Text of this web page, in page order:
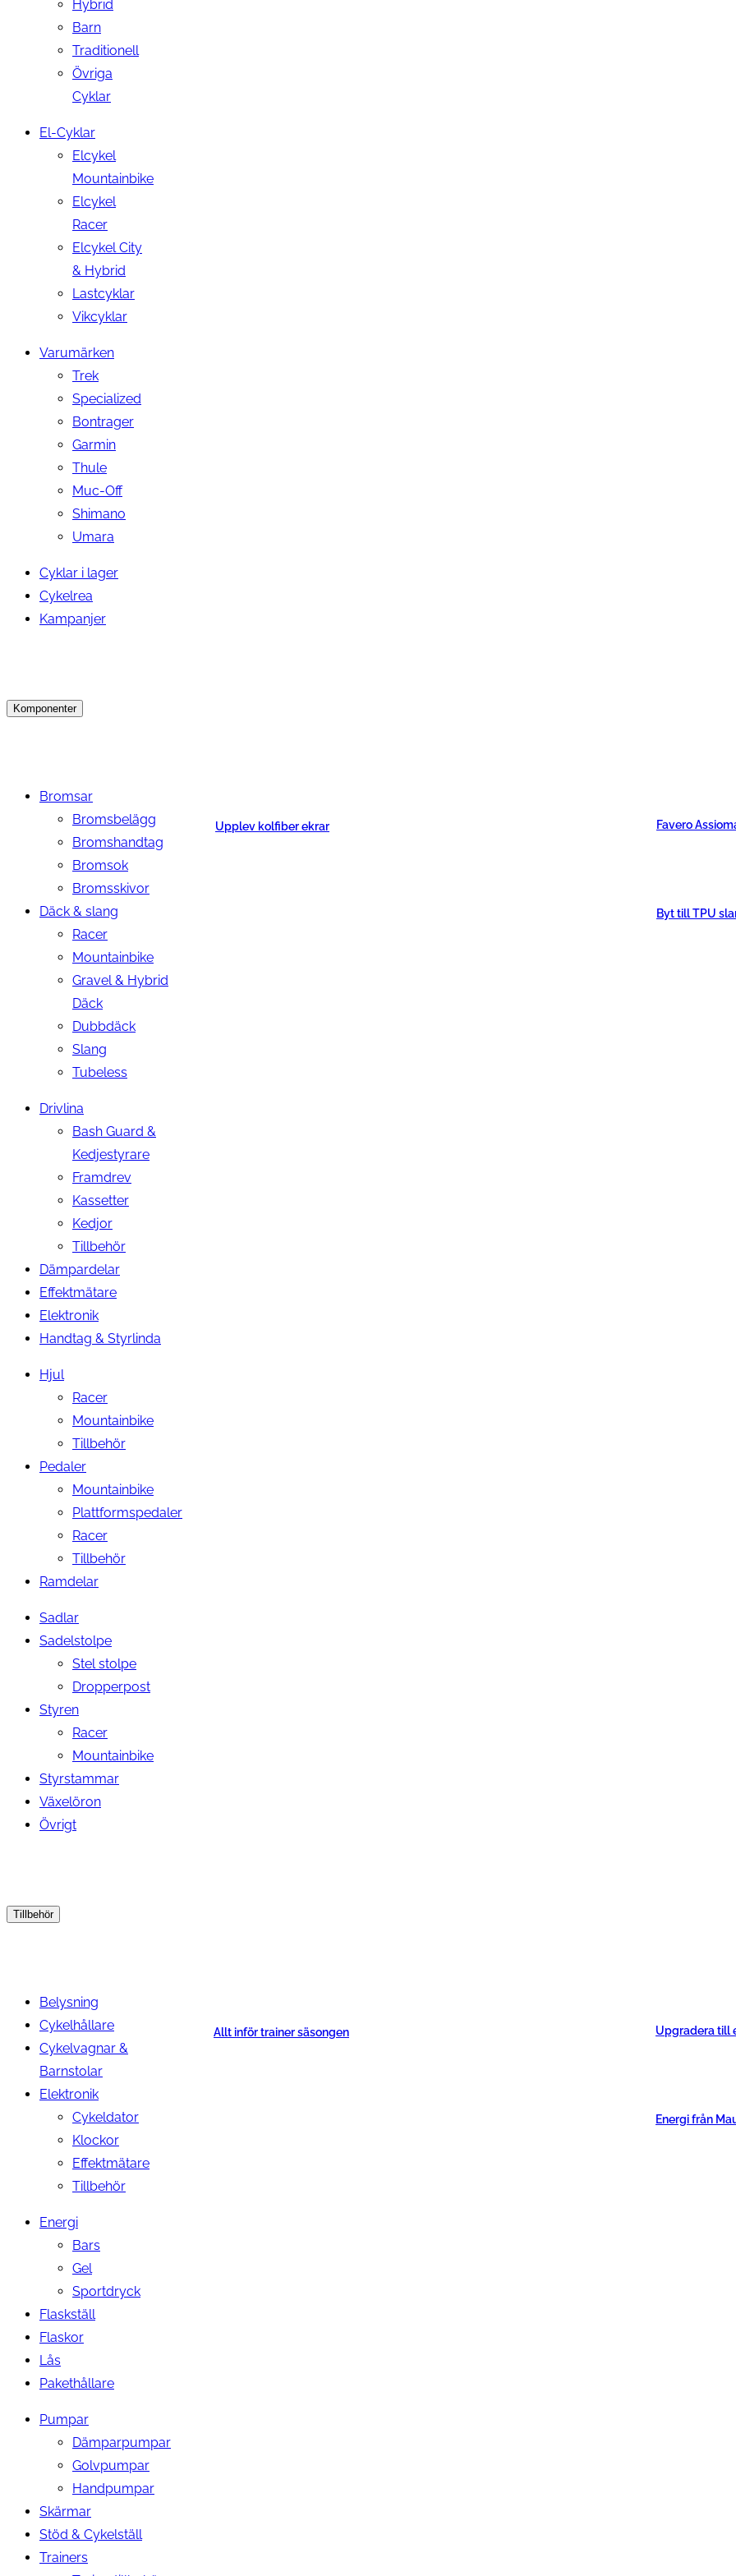
Hybrid
Barn
Traditionell
Övriga
Cyklar
El-Cyklar
Elcykel
Mountainbike
Elcykel
Racer
Elcykel City
& Hybrid
Lastcyklar
Vikcyklar
Varumärken
Trek
Specialized
Bontrager
Garmin
Thule
Muc-Off
Shimano
Umara
Cyklar i lager
Cykelrea
Kampanjer
Komponenter
Bromsar
Bromsbelägg
Bromshandtag
Bromsok
Bromsskivor
Däck & slang
Racer
Mountainbike
Gravel & Hybrid
Däck
Dubbdäck
Slang
Tubeless
Drivlina
Bash Guard &
Kedjestyrare
Framdrev
Kassetter
Kedjor
Tillbehör
Dämpardelar
Effektmätare
Elektronik
Handtag & Styrlinda
Hjul
Racer
Mountainbike
Tillbehör
Pedaler
Mountainbike
Plattformspedaler
Racer
Tillbehör
Ramdelar
Sadlar
Sadelstolpe
Stel stolpe
Dropperpost
Styren
Racer
Mountainbike
Styrstammar
Växelöron
Övrigt
Upplev kolfiber ekrar Favero
Byt till TPU
Tillbehör
Belysning
Cykelhållare
Cykelvagnar &
Barnstolar
Elektronik
Cykeldator
Klockor
Effektmätare
Tillbehör
Energi
Bars
Gel
Sportdryck
Flaskställ
Flaskor
Lås
Pakethållare
Pumpar
Dämparpumpar
Golvpumpar
Handpumpar
Skärmar
Stöd & Cykelställ
Trainers
Allt inför trainer säsongen Upgradera till
Energi från